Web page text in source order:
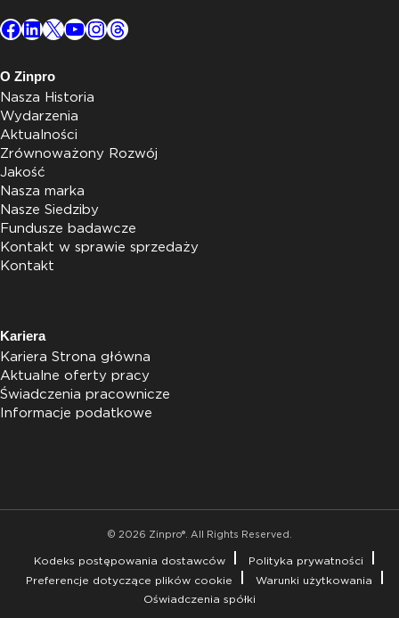
Facebook
LinkedIn
X YouTube
Instagram
Threads
O Zinpro
Nasza Historia
Wydarzenia
Aktualności
Zrównoważony Rozwój
Jakość
Nasza marka
Nasze Siedziby
Fundusze badawcze
Kontakt w sprawie sprzedaży
Kontakt
Kariera
Kariera Strona główna
Aktualne oferty pracy
Świadczenia pracownicze
Informacje podatkowe
© 2026 Zinpro®. All Rights Reserved.
Kodeks postępowania dostawców
Polityka prywatności
Preferencje dotyczące plików cookie
Warunki użytkowania
Oświadczenia spółki